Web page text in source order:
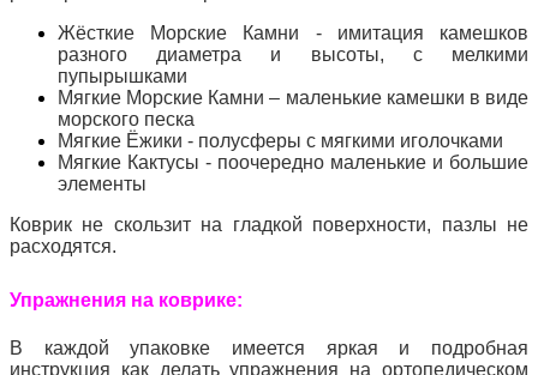
Жёсткие Морские Камни - имитация камешков
разного диаметра и высоты, с мелкими
пупырышками
Мягкие Морские Камни – маленькие камешки в виде
морского песка
Мягкие Ёжики - полусферы с мягкими иголочками
Мягкие Кактусы - поочередно маленькие и большие
элементы
Коврик не скользит на гладкой поверхности, пазлы не
расходятся.
Упражнения на коврике:
В каждой упаковке имеется яркая и подробная
инструкция как делать упражнения на ортопедическом